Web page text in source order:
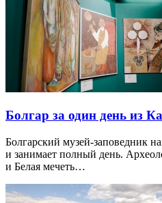
Болгар за один день из
Болгарский музей-заповедник
и занимает полный день.
и Белая мечеть…